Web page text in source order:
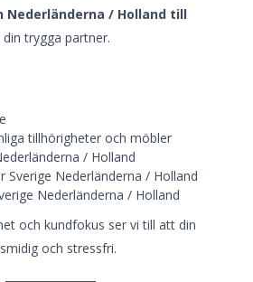
/ Holland till
din trygga partner.
tillhörigheter och möbler
/ Holland
Sverige Nederländerna / Holland
Nederländerna / Holland
och kundfokus ser vi till att din
och stressfri.